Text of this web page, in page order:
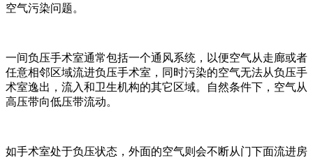
空气污染问题。
一间负压手术室通常包括一个通风系统，以便空气从走廊或者
任意相邻区域流进负压手术室，同时污染的空气无法从负压手
术室逸出，流入和卫生机构的其它区域。自然条件下，空气从
高压带向低压带流动。
如手术室处于负压状态，外面的空气则会不断从门下面流进房